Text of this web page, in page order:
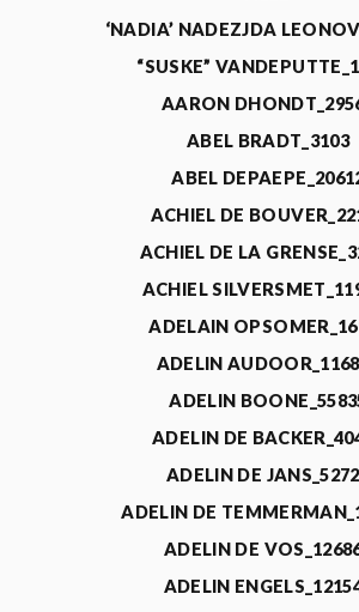
‘NADIA’ NADEZJDA
“SUSKE”
AARON
ABEL BRADT_3103
ABEL
ACHIEL DE
ACHIEL DE LA
ACHIEL
ADELAIN
ADELIN
ADELIN
ADELIN DE
ADELIN DE
ADELIN DE
ADELIN DE
ADELIN